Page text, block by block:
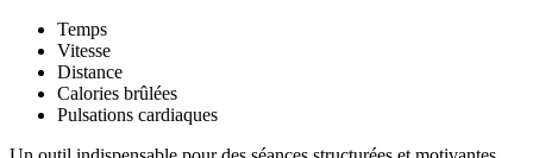
Temps
Vitesse
Distance
Calories brûlées
Pulsations cardiaques